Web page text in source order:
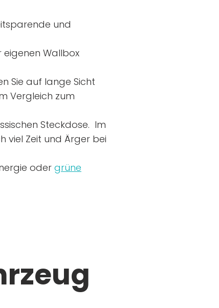
und
Wallbox
Sie auf lange Sicht
Vergleich zum
Steckdose. Im
viel Zeit und Ärger bei
oder grüne